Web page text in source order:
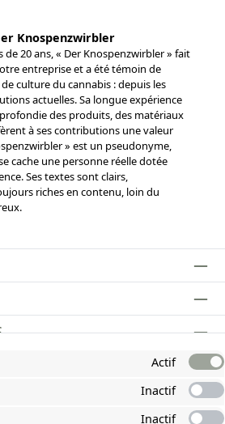
Knospenzwirbler
de 20 ans, « Der Knospenzwirbler » fait
entreprise et a été témoin de
culture du cannabis : depuis les
actuelles. Sa longue expérience
des produits, des matériaux
à ses contributions une valeur
» est un pseudonyme,
cache une personne réelle dotée
Ses textes sont clairs,
riches en contenu, loin du
METHODS
!
Actif
Inactif
Inactif